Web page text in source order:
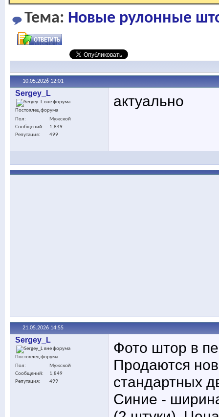
Тема: Новые рулонные
10.05.2026 12:01
Sergey_L
Постоялец форума
Пол
Мужской
Сообщений
1,849
Репутация
499
актуально
21.05.2026 14:55
Sergey_L
Постоялец форума
Пол
Мужской
Сообщений
1,849
Репутация
499
Фото штор в
Продаются
стандартных
Синие -